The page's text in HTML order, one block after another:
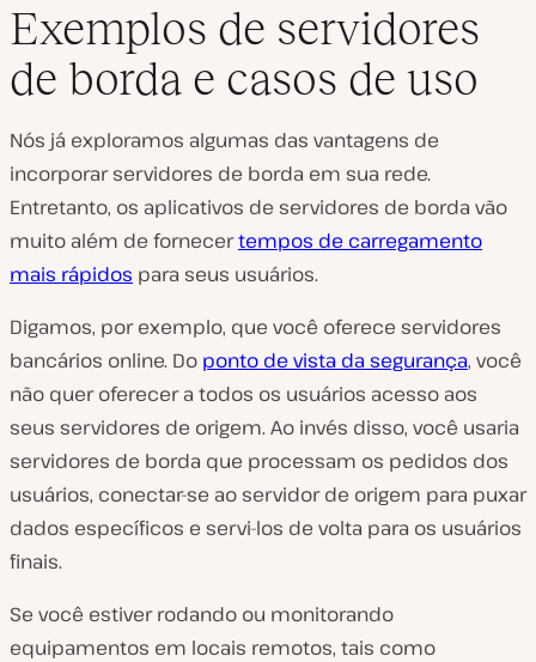
Exemplos de servidores
de borda e casos de uso
Nós já exploramos algumas das vantagens de
incorporar servidores de borda em sua rede.
Entretanto, os aplicativos de servidores de borda vão
muito além de fornecertempos de carregamento
mais rápidos para seus usuários.
Digamos, por exemplo, que você oferece servidores
bancários online. Do ponto de vista da segurança, você
não quer oferecer a todos os usuários acesso aos
seus servidores de origem. Ao invés disso, você usaria
servidores de borda que processam os pedidos dos
usuários, conectar-se ao servidor de origem para puxar
dados específicos e servi-los de volta para os usuários
finais.
Se você estiver rodando ou monitorando
equipamentos em locais remotos, tais como